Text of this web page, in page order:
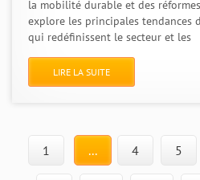
la mobilité durable et des
explore les principales tendances
qui redéfinissent le secteur et les
LIRE LA SUITE
1 ... 4 5